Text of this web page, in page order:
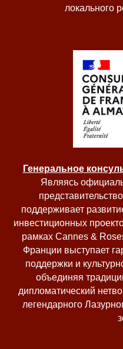
локального
Генеральное
Являясь
поддерживает
инвестиционных
рамках Cannes &
Франции выступает
поддержки и
объединяя
дипломатический
легендарного